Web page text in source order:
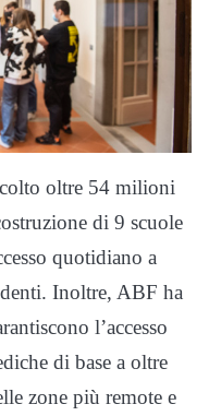
oltre 54 milioni
di 9 scuole
quotidiano a
Inoltre, ABF ha
l’accesso
di base a oltre
zone più remote e